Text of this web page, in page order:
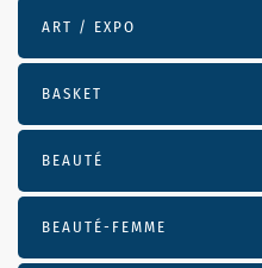
ART / EXPO
BASKET
BEAUTÉ
BEAUTÉ-FEMME